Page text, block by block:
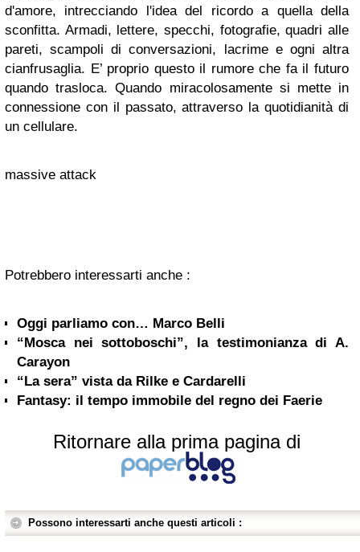
d'amore, intrecciando l'idea del ricordo a quella della
sconfitta. Armadi, lettere, specchi, fotografie, quadri alle
pareti, scampoli di conversazioni, lacrime e ogni altra
cianfrusaglia. E’ proprio questo il rumore che fa il futuro
quando trasloca. Quando miracolosamente si mette in
connessione con il passato, attraverso la quotidianità di
un cellulare.
massive attack
Potrebbero interessarti anche :
Oggi parliamo con… Marco Belli
“Mosca nei sottoboschi”, la testimonianza di A.
Carayon
“La sera” vista da Rilke e Cardarelli
Fantasy: il tempo immobile del regno dei Faerie
Ritornare alla prima pagina di
Possono interessarti anche questi articoli :